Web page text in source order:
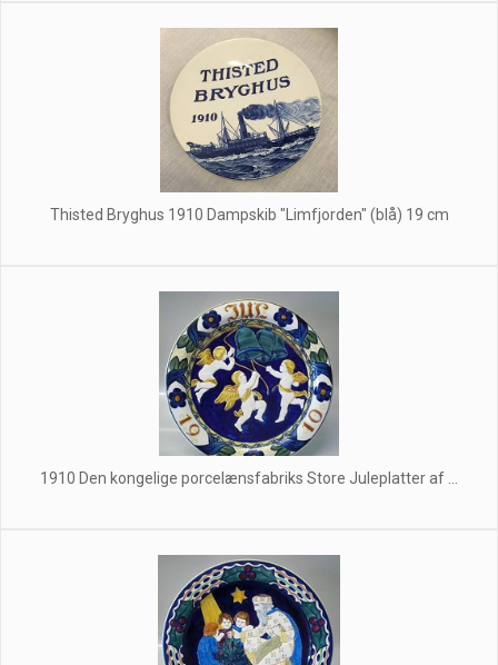
Thisted Bryghus 1910 Dampskib "Limfjorden" (blå) 19 cm
1910 Den kongelige porcelænsfabriks Store Juleplatter af ...